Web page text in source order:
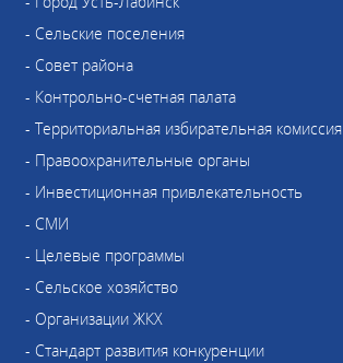
- Сельские поселения
- Совет района
- Контрольно-счетная палата
- Территориальная избирательная комиссия
- Правоохранительные органы
- Инвестиционная привлекательность
- СМИ
- Целевые программы
- Сельское хозяйство
- Организации ЖКХ
- Стандарт развития конкуренции